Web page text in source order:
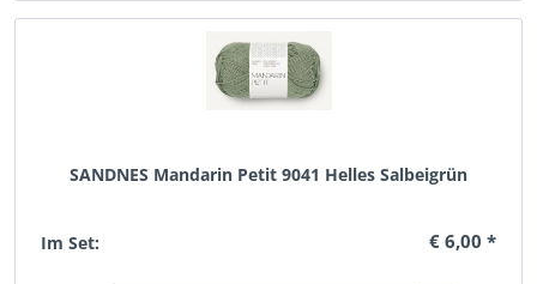
SANDNES Mandarin Petit 9041 Helles Salbeigrün
Im Set: € 6,00 *